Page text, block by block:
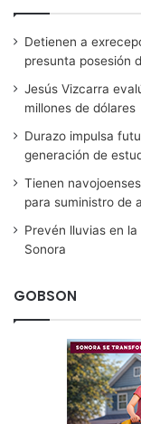
Detienen a
presunta posesión
Jesús Vizcarra
millones de dólares
Durazo impulsa
generación de
Tienen
para suministro de
Prevén lluvias en
Sonora
GOBSON